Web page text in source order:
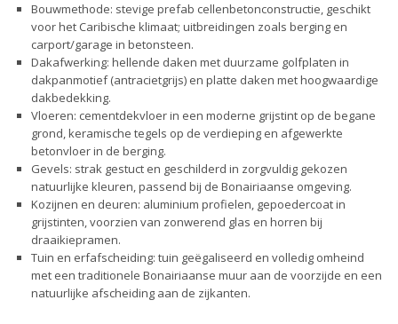
Bouwmethode: stevige prefab cellenbetonconstructie, geschikt
voor het Caribische klimaat; uitbreidingen zoals berging en
carport/garage in betonsteen.
Dakafwerking: hellende daken met duurzame golfplaten in
dakpanmotief (antracietgrijs) en platte daken met hoogwaardige
dakbedekking.
Vloeren: cementdekvloer in een moderne grijstint op de begane
grond, keramische tegels op de verdieping en afgewerkte
betonvloer in de berging.
Gevels: strak gestuct en geschilderd in zorgvuldig gekozen
natuurlijke kleuren, passend bij de Bonairiaanse omgeving.
Kozijnen en deuren: aluminium profielen, gepoedercoat in
grijstinten, voorzien van zonwerend glas en horren bij
draaikiepramen.
Tuin en erfafscheiding: tuin geëgaliseerd en volledig omheind
met een traditionele Bonairiaanse muur aan de voorzijde en een
natuurlijke afscheiding aan de zijkanten.